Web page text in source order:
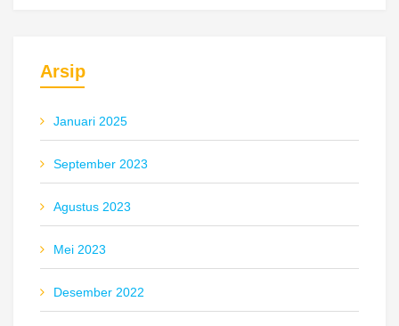
Arsip
Januari 2025
September 2023
Agustus 2023
Mei 2023
Desember 2022